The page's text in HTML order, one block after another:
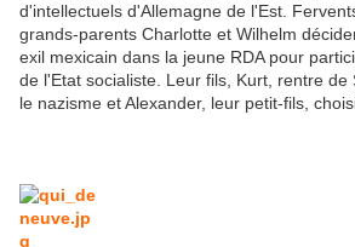
d'intellectuels d'Allemagne de l'Est.
grands-parents Charlotte et Wilhelm
exil mexicain dans la jeune RDA pour
de l'Etat socialiste. Leur fils, Kurt, rentre de
le nazisme et Alexander, leur petit-fils,